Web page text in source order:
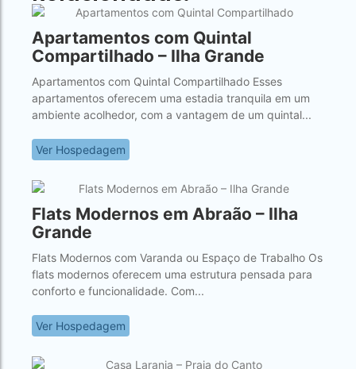
Apartamentos com Quintal
Compartilhado – Ilha Grande
Apartamentos com Quintal Compartilhado Esses
apartamentos oferecem uma estadia tranquila em um
ambiente acolhedor, com a vantagem de um quintal...
Ver Hospedagem
Flats Modernos em Abraão – Ilha
Grande
Flats Modernos com Varanda ou Espaço de Trabalho Os
flats modernos oferecem uma estrutura pensada para
conforto e funcionalidade. Com...
Ver Hospedagem